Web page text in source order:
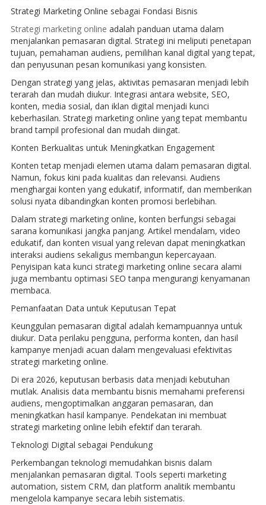
Strategi Marketing Online sebagai Fondasi Bisnis
Strategi marketing online adalah panduan utama dalam
menjalankan pemasaran digital. Strategi ini meliputi penetapan
tujuan, pemahaman audiens, pemilihan kanal digital yang tepat,
dan penyusunan pesan komunikasi yang konsisten.
Dengan strategi yang jelas, aktivitas pemasaran menjadi lebih
terarah dan mudah diukur. Integrasi antara website, SEO,
konten, media sosial, dan iklan digital menjadi kunci
keberhasilan. Strategi marketing online yang tepat membantu
brand tampil profesional dan mudah diingat.
Konten Berkualitas untuk Meningkatkan Engagement
Konten tetap menjadi elemen utama dalam pemasaran digital.
Namun, fokus kini pada kualitas dan relevansi. Audiens
menghargai konten yang edukatif, informatif, dan memberikan
solusi nyata dibandingkan konten promosi berlebihan.
Dalam strategi marketing online, konten berfungsi sebagai
sarana komunikasi jangka panjang. Artikel mendalam, video
edukatif, dan konten visual yang relevan dapat meningkatkan
interaksi audiens sekaligus membangun kepercayaan.
Penyisipan kata kunci strategi marketing online secara alami
juga membantu optimasi SEO tanpa mengurangi kenyamanan
membaca.
Pemanfaatan Data untuk Keputusan Tepat
Keunggulan pemasaran digital adalah kemampuannya untuk
diukur. Data perilaku pengguna, performa konten, dan hasil
kampanye menjadi acuan dalam mengevaluasi efektivitas
strategi marketing online.
Di era 2026, keputusan berbasis data menjadi kebutuhan
mutlak. Analisis data membantu bisnis memahami preferensi
audiens, mengoptimalkan anggaran pemasaran, dan
meningkatkan hasil kampanye. Pendekatan ini membuat
strategi marketing online lebih efektif dan terarah.
Teknologi Digital sebagai Pendukung
Perkembangan teknologi memudahkan bisnis dalam
menjalankan pemasaran digital. Tools seperti marketing
automation, sistem CRM, dan platform analitik membantu
mengelola kampanye secara lebih sistematis.